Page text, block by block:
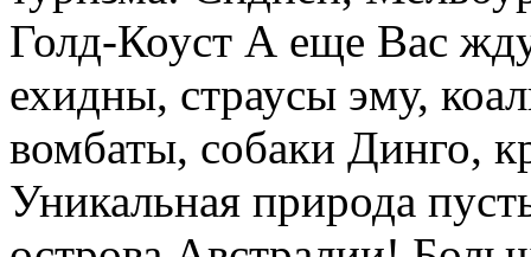
Голд-Коуст А еще Вас
ехидны, страусы эму,
вомбаты, собаки Динго,
Уникальная природа